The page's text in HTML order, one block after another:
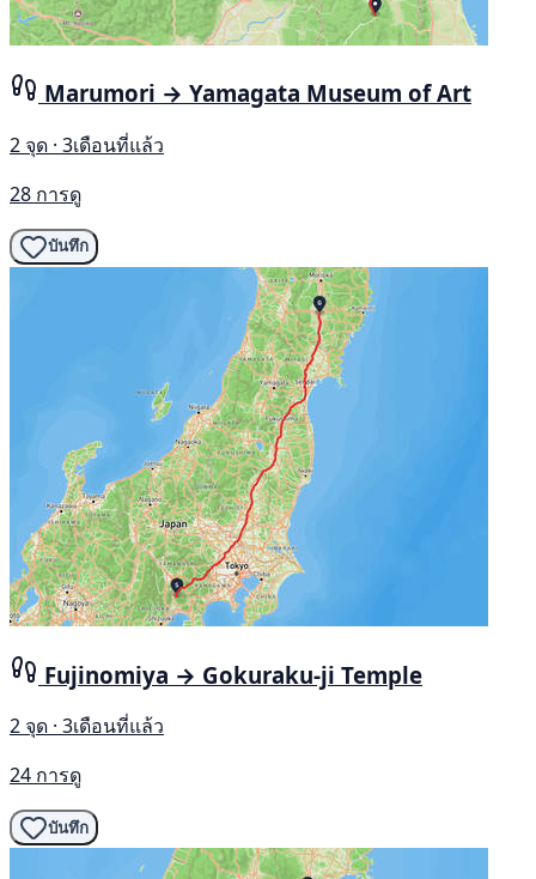
Marumori → Yamagata Museum of Art
2 จุด · 3เดือนที่แล้ว
28 การดู
บันทึก
Fujinomiya → Gokuraku-ji Temple
2 จุด · 3เดือนที่แล้ว
24 การดู
บันทึก